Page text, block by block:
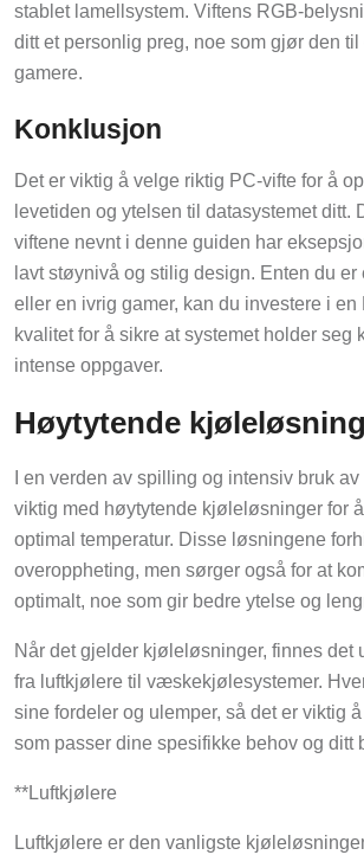
stablet lamellsystem. Viftens RGB-
ditt et personlig preg, noe som gjør den til
gamere.
Konklusjon
Det er viktig å velge riktig PC-vifte for å
levetiden og ytelsen til datasystemet ditt.
viftene nevnt i denne guiden har
lavt støynivå og stilig design. Enten du
eller en ivrig gamer, kan du investere i en
kvalitet for å sikre at systemet holder seg
intense oppgaver.
Høytytende
I en verden av spilling og intensiv bruk
viktig med høytytende kjøleløsninger for
optimal temperatur. Disse løsningene
overoppheting, men sørger også for at
optimalt, noe som gir bedre ytelse og
Når det gjelder kjøleløsninger, finnes det
fra luftkjølere til væskekjølesystemer.
sine fordeler og ulemper, så det er viktig
som passer dine spesifikke behov og ditt
**Luftkjølere
Luftkjølere er den vanligste